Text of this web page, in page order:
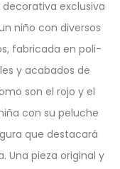
exclusiva
niño con diversos
fabricada en poli-
y acabados de
son el rojo y el
con su peluche
que destacará
Una pieza original y